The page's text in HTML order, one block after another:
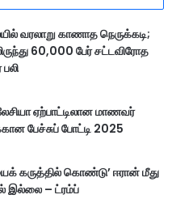
வரலாறு காணாத நெருக்கடி;
60,000 பேர் சட்டவிரோத
ஏற்பாட்டிலான மாணவர்
பேச்சுப் போட்டி 2025
கருத்தில் கொண்டு’ ஈரான் மீது
இல்லை – ட்ரம்ப்